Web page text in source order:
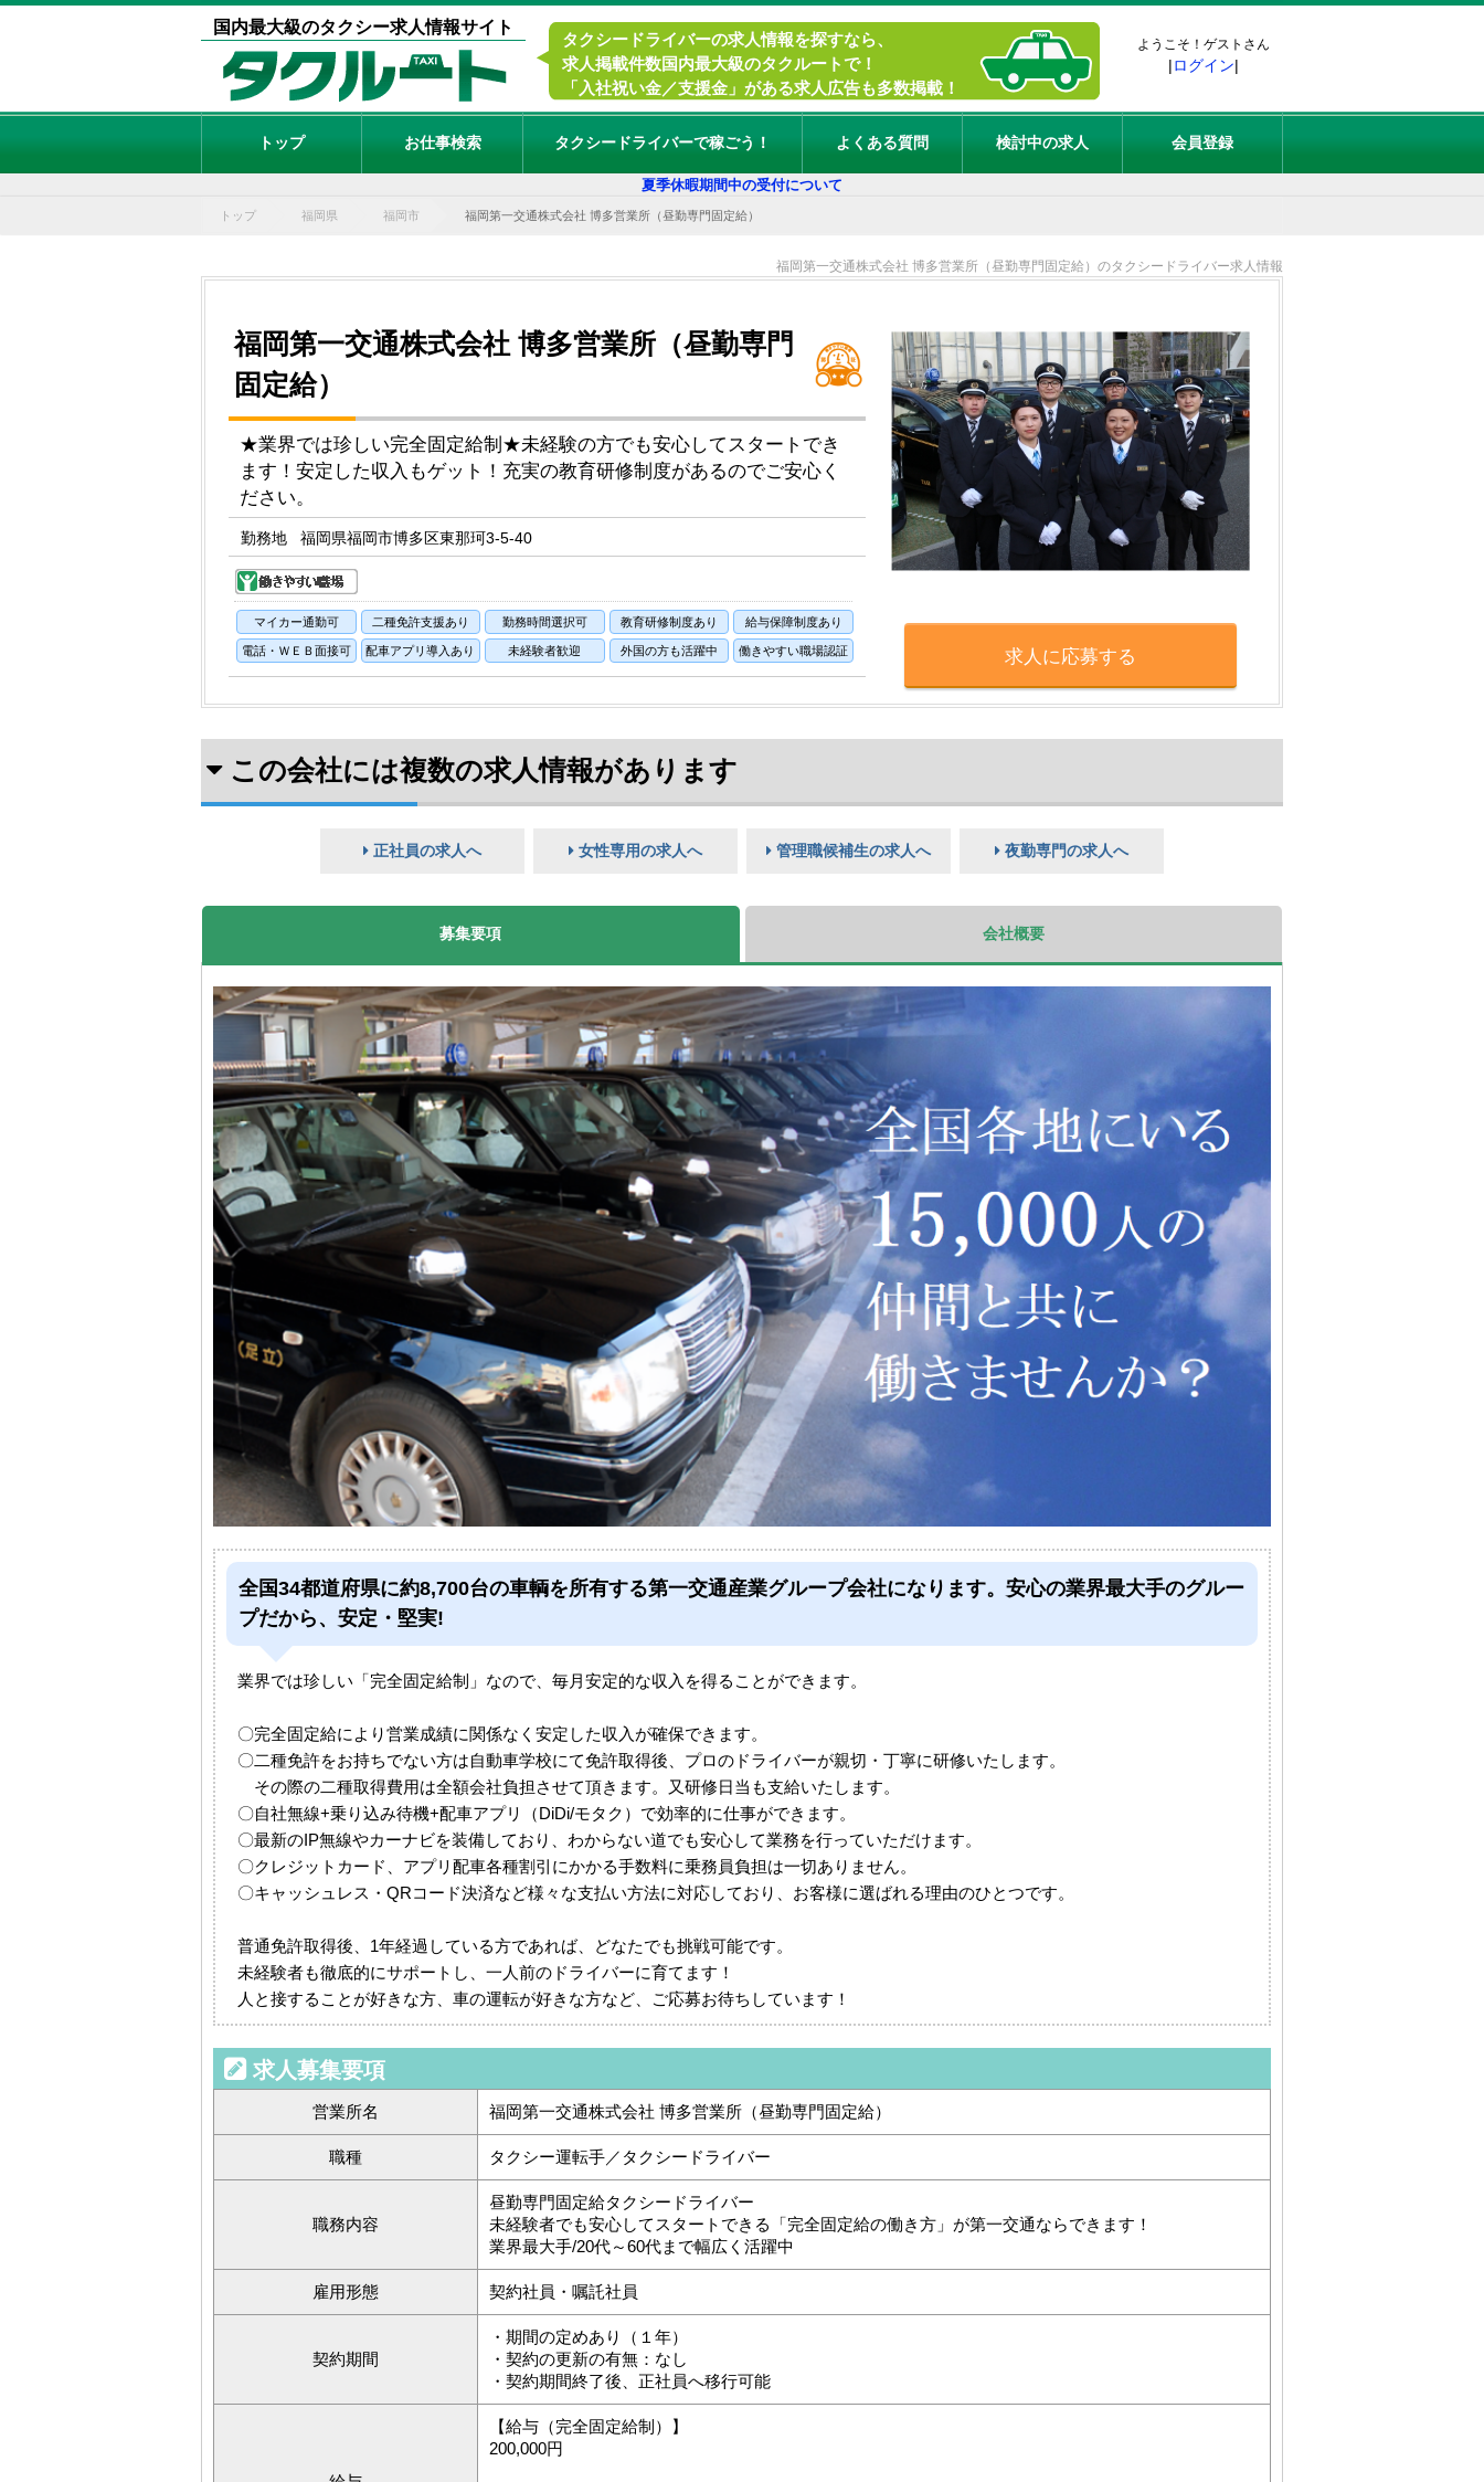
国内最大級のタクシー求人情報サイト
タクシードライバーの求人情報を探すなら、
求人掲載件数国内最大級のタクルートで！
「入社祝い金／支援金」がある求人広告も多数掲載！
ようこそ！ゲストさん
|ログイン|
トップ お仕事検索 タクシードライバーで稼ごう！ よくある質問 検討中の求人 会員登録
夏季休暇期間中の受付について
トップ 福岡県 福岡市 福岡第一交通株式会社 博多営業所（昼勤専門固定給）
福岡第一交通株式会社 博多営業所（昼勤専門固定給）のタクシードライバー求人情報
福岡第一交通株式会社 博多営業所（昼勤専門
固定給）
★業界では珍しい完全固定給制★未経験の方でも安心してスタートでき
ます！安定した収入もゲット！充実の教育研修制度があるのでご安心く
ださい。
勤務地 福岡県福岡市博多区東那珂3-5-40
マイカー通勤可 二種免許支援あり 勤務時間選択可 教育研修制度あり 給与保障制度あり
電話・ＷＥＢ面接可 配車アプリ導入あり 未経験者歓迎 外国の方も活躍中 働きやすい職場認証 求人に応募する
この会社には複数の求人情報があります
正社員の求人へ 女性専用の求人へ 管理職候補生の求人へ 夜勤専門の求人へ
募集要項
全国34都道府県に約8,700台の車輌を所有する第一交通産業グループ会社になります。安心の業界最大手のグルー
プだから、安定・堅実!
業界では珍しい「完全固定給制」なので、毎月安定的な収入を得ることができます。
〇完全固定給により営業成績に関係なく安定した収入が確保できます。
〇二種免許をお持ちでない方は自動車学校にて免許取得後、プロのドライバーが親切・丁寧に研修いたします。
その際の二種取得費用は全額会社負担させて頂きます。又研修日当も支給いたします。
〇自社無線+乗り込み待機+配車アプリ（DiDi/モタク）で効率的に仕事ができます。
〇最新のIP無線やカーナビを装備しており、わからない道でも安心して業務を行っていただけます。
〇クレジットカード、アプリ配車各種割引にかかる手数料に乗務員負担は一切ありません。
〇キャッシュレス・QRコード決済など様々な支払い方法に対応しており、お客様に選ばれる理由のひとつです。
普通免許取得後、1年経過している方であれば、どなたでも挑戦可能です。
未経験者も徹底的にサポートし、一人前のドライバーに育てます！
人と接することが好きな方、車の運転が好きな方など、ご応募お待ちしています！
求人募集要項
営業所名 福岡第一交通株式会社 博多営業所（昼勤専門固定給）
職種 タクシー運転手／タクシードライバー
職務内容
昼勤専門固定給タクシードライバー
未経験者でも安心してスタートできる「完全固定給の働き方」が第一交通ならできます！
業界最大手/20代～60代まで幅広く活躍中
雇用形態 契約社員・嘱託社員
契約期間
・期間の定めあり（１年）
・契約の更新の有無：なし
・契約期間終了後、正社員へ移行可能
【給与（完全固定給制）】
200,000円
会社概要